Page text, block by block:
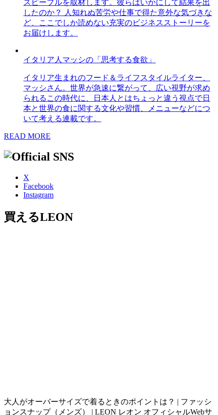
スピープルを取材します。彼らはいかにして結果を出
したのか？ 人知れぬ苦労や仕事で得た意外な気づきな
ど、ここでしか読めない充実のビジネスストーリーを
お届けします。
イタリア人マッシの「思考する食欲」
イタリア生まれのフード＆ライフスタイルライター、
マッシさん。世界が急速に繋がって、広い視野が求め
られるこの時代に、日本人とはちょっと違う視点で日
本と世界の食に関する文化や習慣、メニューなどにつ
いて考える連載です。
READ MORE
X
Facebook
Instagram
買えるLEON
大人がオーバーサイズで着るときのポイントは？ | ファッシ
ョンスナップ（メンズ） | LEON レオン オフィシャルWebサ